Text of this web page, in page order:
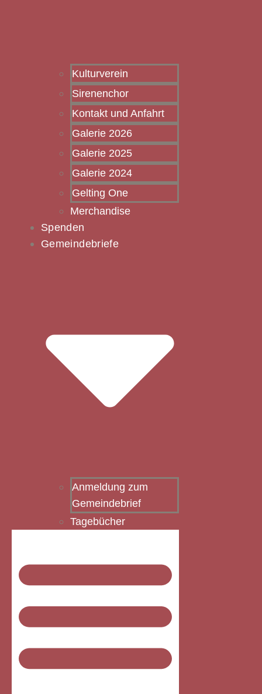
Kulturverein
Sirenenchor
Kontakt und Anfahrt
Galerie 2026
Galerie 2025
Galerie 2024
Gelting One
Merchandise
Spenden
Gemeindebriefe
Anmeldung zum
Gemeindebrief
Tagebücher